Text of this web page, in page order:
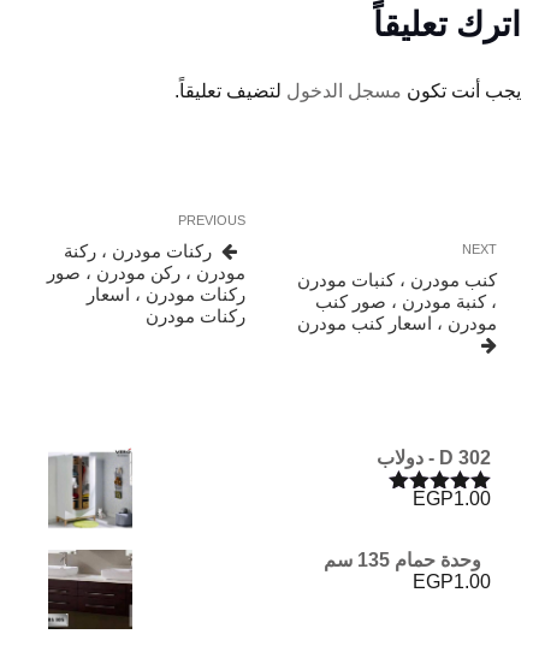
اترك تعليقاً
يجب أنت تكون مسجل الدخول لتضيف تعليقاً.
المقالات
Previous
Post
PREVIOUS
ركنات مودرن ، ركنة
مودرن ، ركن مودرن ، صور
ركنات مودرن ، اسعار
ركنات مودرن
Next
Post
NEXT
كنب مودرن ، كنبات مودرن
، كنبة مودرن ، صور كنب
مودرن ، اسعار كنب مودرن
D 302 - دولاب
تم التقييم
EGP1.00
وحدة حمام 135 سم
EGP1.00